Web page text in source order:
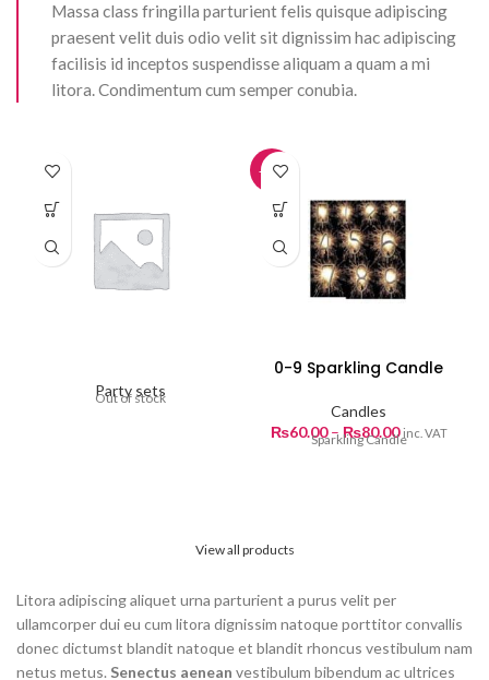
Massa class fringilla parturient felis quisque adipiscing
praesent velit duis odio velit sit dignissim hac adipiscing
facilisis id inceptos suspendisse aliquam a quam a mi
litora. Condimentum cum semper conubia.
Party sets
Out of stock
-25%
0-9 Sparkling Candle
Candles
₨60.00 – ₨80.00Price
inc. VAT
Sparkling Candle
View all products
Litora adipiscing aliquet urna parturient a purus velit per
ullamcorper dui eu cum litora dignissim natoque porttitor convallis
donec dictumst blandit natoque et blandit rhoncus vestibulum nam
netus metus. Senectus aenean vestibulum bibendum ac ultrices